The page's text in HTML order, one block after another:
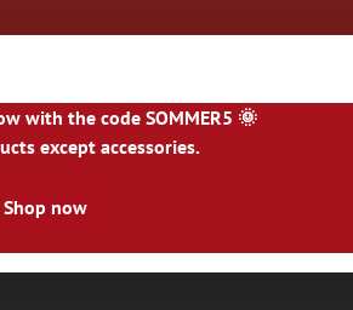
with the code SOMMER5 🌞
except accessories.
Shop now